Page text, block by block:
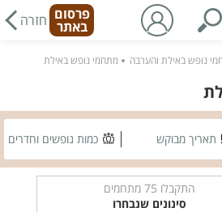
פרסום
באתר חזרה
נופש באילת והערבה מתחמי נופש באילת
תאריך מבוקש כמות נופשים וחדרים
התקבלו 75 מתחמים
סינונים שנבחרו